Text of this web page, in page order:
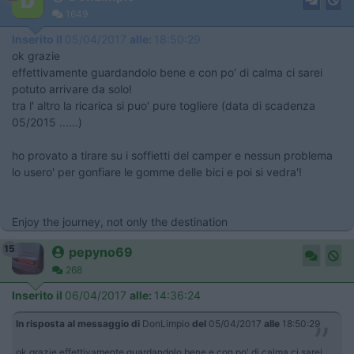
1649
Inserito il 05/04/2017 alle: 18:50:29
ok grazie
effettivamente guardandolo bene e con po' di calma ci sarei
potuto arrivare da solo!
tra l' altro la ricarica si puo' pure togliere (data di scadenza
05/2015 ......)
ho provato a tirare su i soffietti del camper e nessun problema
lo usero' per gonfiare le gomme delle bici e poi si vedra'!
Enjoy the journey, not only the destination
15 pepyno69
268
Inserito il 06/04/2017 alle: 14:36:24
In risposta al messaggio di DonLimpio del 05/04/2017 alle 18:50:29